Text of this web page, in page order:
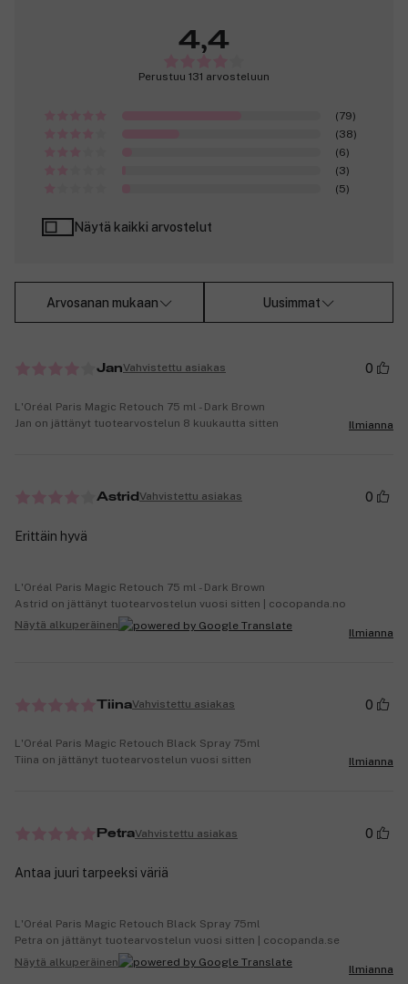
4,4
Perustuu 131 arvosteluun
(79)
(38)
(6)
(3)
(5)
Näytä kaikki arvostelut
Arvosanan mukaan Uusimmat
JanVahvistettu asiakas 0
L'Oréal Paris Magic Retouch 75 ml - Dark Brown
Jan on jättänyt tuotearvostelun 8 kuukautta sitten
Ilmianna
Astrid Vahvistettu asiakas 0
Erittäin hyvä
L'Oréal Paris Magic Retouch 75 ml - Dark Brown
Astrid on jättänyt tuotearvostelun vuosi sitten | cocopanda.no
Näytä alkuperäinen
Ilmianna
TiinaVahvistettu asiakas 0
L'Oréal Paris Magic Retouch Black Spray 75ml
Tiina on jättänyt tuotearvostelun vuosi sitten
Ilmianna
PetraVahvistettu asiakas 0
Antaa juuri tarpeeksi väriä
L'Oréal Paris Magic Retouch Black Spray 75ml
Petra on jättänyt tuotearvostelun vuosi sitten | cocopanda.se
Näytä alkuperäinen
Ilmianna